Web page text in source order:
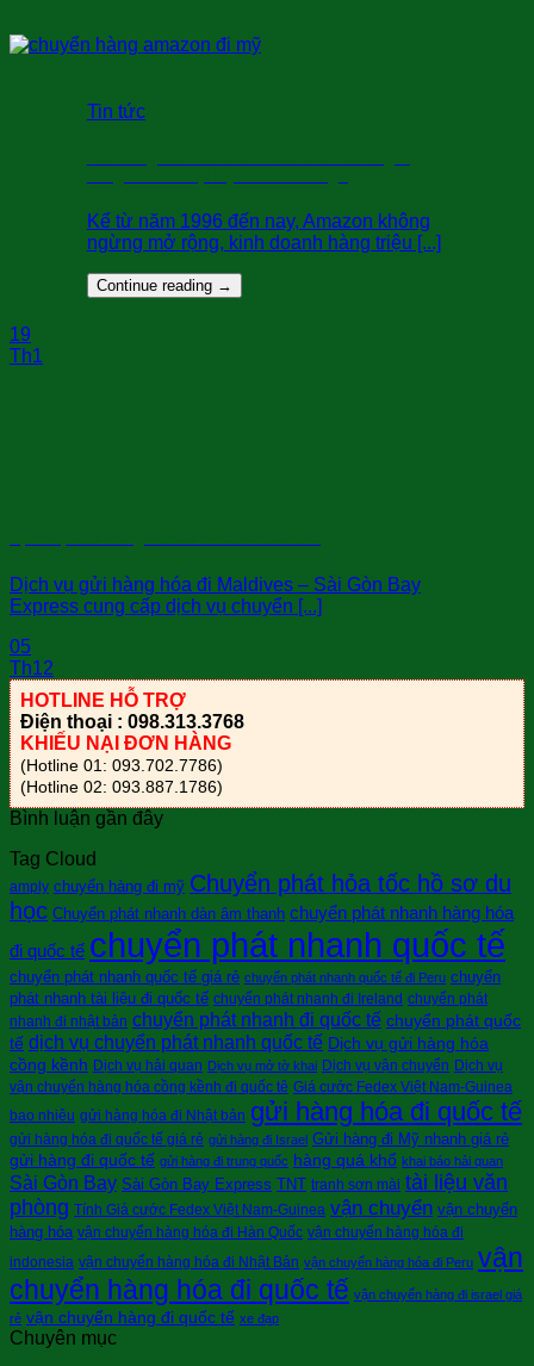
Tin tức
Kể từ năm 1996 đến nay, Amazon không
ngừng mở rộng, kinh doanh hàng triệu [...]
Continue reading →
19
Th1
Dịch vụ gửi hàng hóa đi Maldives – Sài Gòn Bay
Express cung cấp dịch vụ chuyển [...]
05
Th12
HOTLINE HỖ TRỢ
Điện thoại : 098.313.3768
KHIẾU NẠI ĐƠN HÀNG
(Hotline 01: 093.702.7786)
(Hotline 02: 093.887.1786)
Bình luận gần đây
Tag Cloud
amply chuyển hàng đi mỹ Chuyển phát hỏa tốc hồ sơ du
học Chuyển phát nhanh dàn âm thanh chuyển phát nhanh hàng hóa
đi quốc tế chuyển phát nhanh quốc tế
chuyển phát nhanh quốc tế giá rẻ chuyển phát nhanh quốc tế đi Peru chuyển
phát nhanh tài liệu đi quốc tế chuyển phát nhanh đi Ireland chuyển phát
nhanh đi nhật bản chuyển phát nhanh đi quốc tế chuyển phát quốc
tế dịch vụ chuyển phát nhanh quốc tế Dịch vụ gửi hàng hóa
cồng kềnh Dịch vụ hải quan Dịch vụ mở tờ khai Dịch vụ vận chuyển Dịch vụ
vận chuyển hàng hóa cồng kềnh đi quốc tê Giá cước Fedex Việt Nam-Guinea
bao nhiêu gửi hàng hóa đi Nhật bản gửi hàng hóa đi quốc tế
gửi hàng hóa đi quốc tế giá rẻ gửi hàng đi Israel Gửi hàng đi Mỹ nhanh giá rẻ
gửi hàng đi quốc tế gửi hàng đi trung quốc hàng quá khổ khai báo hải quan
Sài Gòn Bay Sài Gòn Bay Express TNT tranh sơn mài tài liệu văn
phòng Tính Giá cước Fedex Việt Nam-Guinea vận chuyển vận chuyển
hàng hóa vận chuyển hàng hóa đi Hàn Quốc vận chuyển hàng hóa đi
indonesia vận chuyển hàng hóa đi Nhật Bản vận chuyển hàng hóa đi Peru vận
chuyển hàng hóa đi quốc tế vận chuyển hàng đi israel giá
rẻ vận chuyển hàng đi quốc tế xe đạp
Chuyên mục